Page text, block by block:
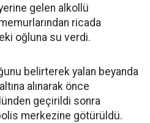
gelen alkollü
ricada
oğluna su verdi.
belirterek yalan beyanda
alınarak önce
geçirildi sonra
merkezine götürüldü.